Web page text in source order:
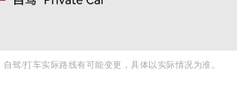
驾/打车实际路线有可能变更，具体以实际情况为准。